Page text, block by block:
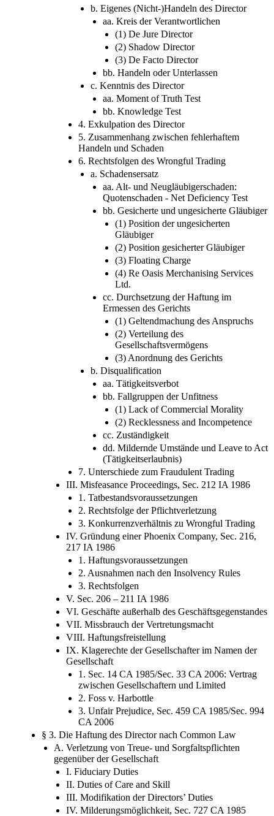
b. Eigenes (Nicht-)Handeln des Director
aa. Kreis der Verantwortlichen
(1) De Jure Director
(2) Shadow Director
(3) De Facto Director
bb. Handeln oder Unterlassen
c. Kenntnis des Director
aa. Moment of Truth Test
bb. Knowledge Test
4. Exkulpation des Director
5. Zusammenhang zwischen fehlerhaftem
Handeln und Schaden
6. Rechtsfolgen des Wrongful Trading
a. Schadensersatz
aa. Alt- und Neugläubigerschaden:
Quotenschaden - Net Deficiency Test
bb. Gesicherte und ungesicherte Gläubiger
(1) Position der ungesicherten
Gläubiger
(2) Position gesicherter Gläubiger
(3) Floating Charge
(4) Re Oasis Merchanising Services
Ltd.
cc. Durchsetzung der Haftung im
Ermessen des Gerichts
(1) Geltendmachung des Anspruchs
(2) Verteilung des
Gesellschaftsvermögens
(3) Anordnung des Gerichts
b. Disqualification
aa. Tätigkeitsverbot
bb. Fallgruppen der Unfitness
(1) Lack of Commercial Morality
(2) Recklessness and Incompetence
cc. Zuständigkeit
dd. Mildernde Umstände und Leave to Act
(Tätigkeitserlaubnis)
7. Unterschiede zum Fraudulent Trading
III. Misfeasance Proceedings, Sec. 212 IA 1986
1. Tatbestandsvoraussetzungen
2. Rechtsfolge der Pflichtverletzung
3. Konkurrenzverhältnis zu Wrongful Trading
IV. Gründung einer Phoenix Company, Sec. 216,
217 IA 1986
1. Haftungsvoraussetzungen
2. Ausnahmen nach den Insolvency Rules
3. Rechtsfolgen
V. Sec. 206 – 211 IA 1986
VI. Geschäfte außerhalb des Geschäftsgegenstandes
VII. Missbrauch der Vertretungsmacht
VIII. Haftungsfreistellung
IX. Klagerechte der Gesellschafter im Namen der
Gesellschaft
1. Sec. 14 CA 1985/Sec. 33 CA 2006: Vertrag
zwischen Gesellschaftern und Limited
2. Foss v. Harbottle
3. Unfair Prejudice, Sec. 459 CA 1985/Sec. 994
CA 2006
§ 3. Die Haftung des Director nach Common Law
A. Verletzung von Treue- und Sorgfaltspflichten
gegenüber der Gesellschaft
I. Fiduciary Duties
II. Duties of Care and Skill
III. Modifikation der Directors’ Duties
IV. Milderungsmöglichkeit, Sec. 727 CA 1985